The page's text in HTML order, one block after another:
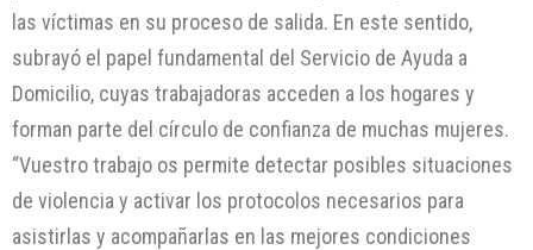
las víctimas en su proceso de salida. En este sentido,
subrayó el papel fundamental del Servicio de Ayuda a
Domicilio, cuyas trabajadoras acceden a los hogares y
forman parte del círculo de confianza de muchas mujeres.
“Vuestro trabajo os permite detectar posibles situaciones
de violencia y activar los protocolos necesarios para
asistirlas y acompañarlas en las mejores condiciones